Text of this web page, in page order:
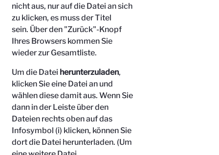
nicht aus, nur auf die Datei an sich
zu klicken, es muss der Titel
sein. Über den "Zurück"-Knopf
Ihres Browsers kommen Sie
wieder zur Gesamtliste.
Um die Datei herunterzuladen,
klicken Sie eine Datei an und
wählen diese damit aus. Wenn Sie
dann in der Leiste über den
Dateien rechts oben auf das
Infosymbol (i) klicken, können Sie
dort die Datei herunterladen. (Um